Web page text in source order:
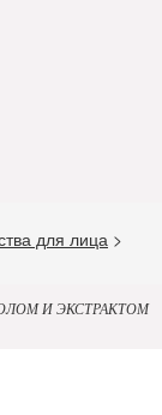
для лица >
И ЭКСТРАКТОМ